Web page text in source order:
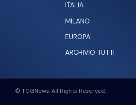
ITALIA
MILANO
EUROPA
ARCHIVIO TUTTI
© TCGNews. All Rights Reserved.